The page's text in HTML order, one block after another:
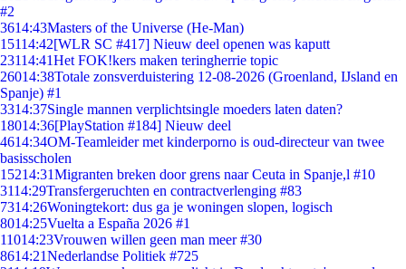
#2
3614:43Masters of the Universe (He-Man)
15114:42[WLR SC #417] Nieuw deel openen was kaputt
23114:41Het FOK!kers maken teringherrie topic
26014:38Totale zonsverduistering 12-08-2026 (Groenland, IJsland en
Spanje) #1
3314:37Single mannen verplichtsingle moeders laten daten?
18014:36[PlayStation #184] Nieuw deel
4614:34OM-Teamleider met kinderporno is oud-directeur van twee
basisscholen
15214:31Migranten breken door grens naar Ceuta in Spanje,l #10
3114:29Transfergeruchten en contractverlenging #83
7314:26Woningtekort: dus ga je woningen slopen, logisch
8014:25Vuelta a España 2026 #1
11014:23Vrouwen willen geen man meer #30
8614:21Nederlandse Politiek #725